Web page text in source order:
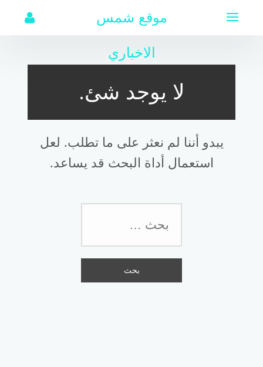
موقع شمس
الاخباري
لا يوجد شئ.
يبدو أننا لم نعثر على ما تطلب. لعل
استعمال أداة البحث قد يساعد.
عن: